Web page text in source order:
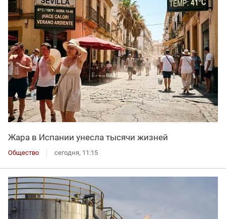
Жара в Испании унесла тысячи жизней
Общество сегодня, 11:15